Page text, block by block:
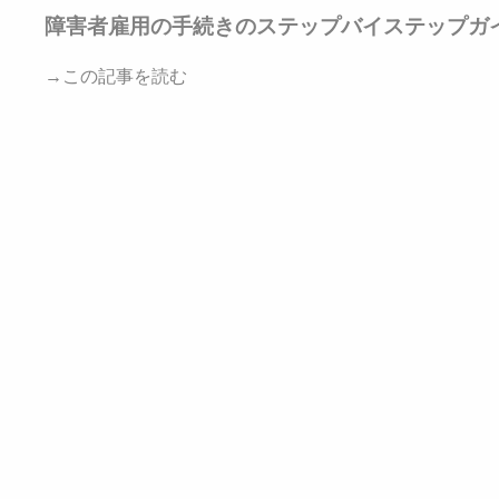
障害者雇用の手続きのステップバイステップガ
→この記事を読む